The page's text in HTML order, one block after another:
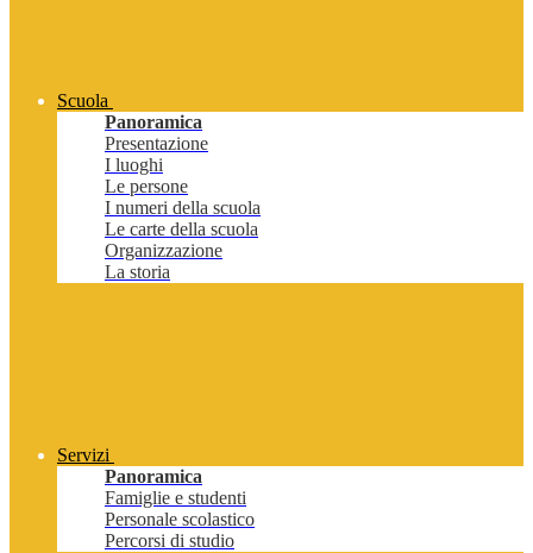
Scuola
Panoramica
Presentazione
I luoghi
Le persone
I numeri della scuola
Le carte della scuola
Organizzazione
La storia
Servizi
Panoramica
Famiglie e studenti
Personale scolastico
Percorsi di studio